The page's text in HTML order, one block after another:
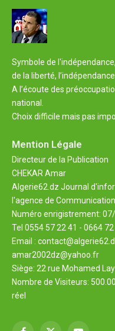
Symbole de
de la liberté,
A l’écoute des
national.
Choix difficile mais pas
Mention Légale
Directeur de la Publication
CHEKAR Amar
Algerie62.dz Journal
l'agence de
Numéro enrigistrement:
Tel 0554 57 22 41 - 0664
Email :
amar2002dz@yahoo.fr
Siège: 22 rue Mohamed
Nombre de Visiteurs:
réel